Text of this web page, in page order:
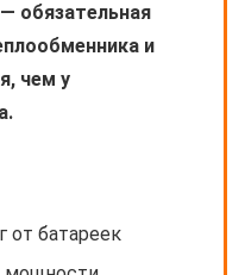
обязательная
и
чем у
от батареек